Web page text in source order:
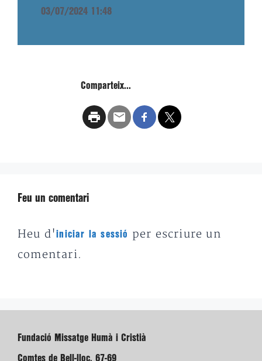
03/07/2024 11:48
Comparteix...
Feu un comentari
Heu d'iniciar la sessió
per escriure un
comentari.
Fundació Missatge Humà i Cristià
Comtes de Bell-lloc, 67-69